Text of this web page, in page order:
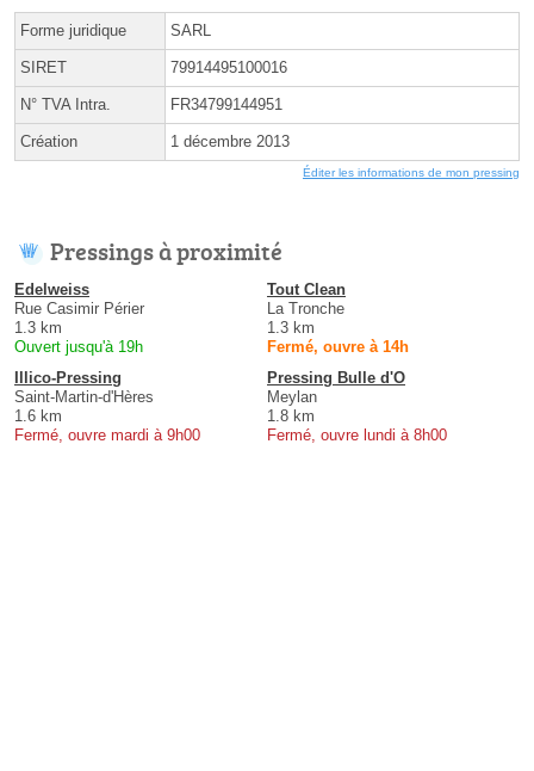
Forme juridique SARL
SIRET 79914495100016
N° TVA Intra. FR34799144951
Création 1 décembre 2013
Éditer les informations de mon pressing
Pressings à proximité
Edelweiss
Rue Casimir Périer
1.3 km
Ouvert jusqu'à 19h
Tout Clean
La Tronche
1.3 km
Fermé, ouvre à 14h
Illico-Pressing
Saint-Martin-d'Hères
1.6 km
Fermé, ouvre mardi à 9h00
Pressing Bulle d'O
Meylan
1.8 km
Fermé, ouvre lundi à 8h00